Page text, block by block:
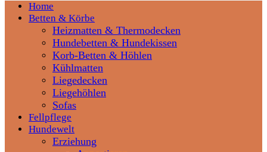
Home
Betten & Körbe
Heizmatten & Thermodecken
Hundebetten & Hundekissen
Korb-Betten & Höhlen
Kühlmatten
Liegedecken
Liegehöhlen
Sofas
Fellpflege
Hundewelt
Erziehung